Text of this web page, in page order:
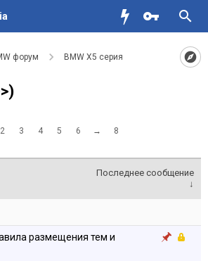
форум BMW X5 серия
2 3 4 5 6 → 8
Последнее сообщение
↓
размещения тем и